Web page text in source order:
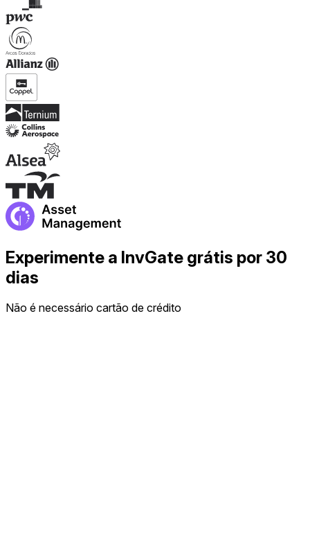
Experimente a InvGate grátis por 30
dias
Não é necessário cartão de crédito